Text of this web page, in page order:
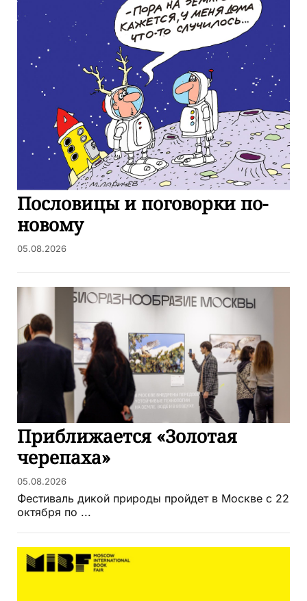
Пословицы и поговорки по-
новому
05.08.2026
Приближается «Золотая
черепаха»
05.08.2026
Фестиваль дикой природы пройдет в Москве с 22
октября по ...